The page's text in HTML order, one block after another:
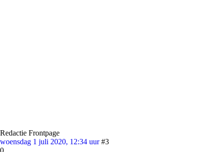
Redactie Frontpage
woensdag 1 juli 2020, 12:34 uur #3
0